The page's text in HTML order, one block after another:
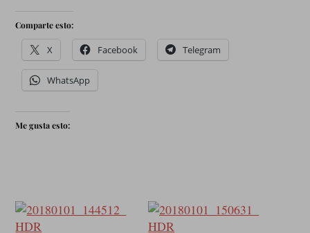
Comparte esto:
X Facebook Telegram
WhatsApp
Me gusta esto: